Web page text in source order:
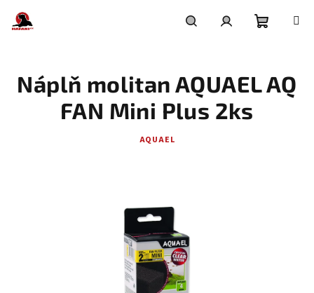
obsah
košík
Náplň molitan AQUAEL AQ
FAN Mini Plus 2ks
AQUAEL